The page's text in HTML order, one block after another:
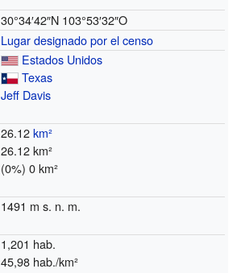
30°34′42″N 103°53′32″O
Lugar designado por el censo
Estados Unidos
Texas
Jeff Davis
26.12km²
26.12 km²
(0%) 0 km²
1491 m s. n. m.
1,201 hab.
45,98 hab./km²